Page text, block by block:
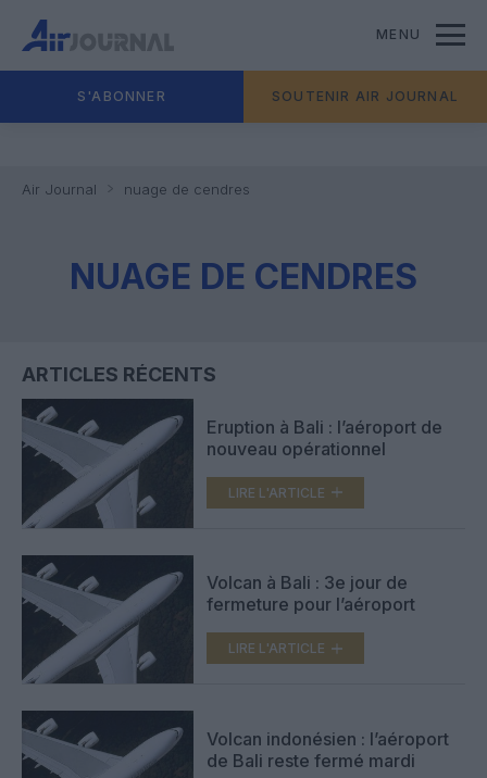
MENU
S'ABONNER SOUTENIR AIR JOURNAL
Air Journal nuage de cendres
NUAGE DE CENDRES
ARTICLES RÉCENTS
Eruption à Bali : l’aéroport de
nouveau opérationnel
LIRE L'ARTICLE
Volcan à Bali : 3e jour de
fermeture pour l’aéroport
LIRE L'ARTICLE
Volcan indonésien : l’aéroport
de Bali reste fermé mardi